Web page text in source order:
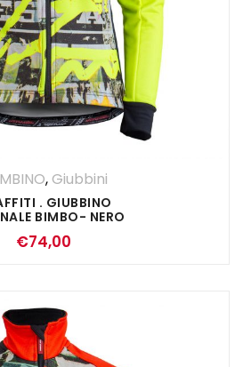
, Giubbini
. GIUBBINO
BIMBO- NERO
GIALLO FLUO
€74,00